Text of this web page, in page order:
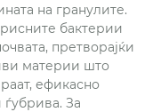
на гранулите.
бактерии
претворајќи
материи што
ефикасно
ѓубрива. За